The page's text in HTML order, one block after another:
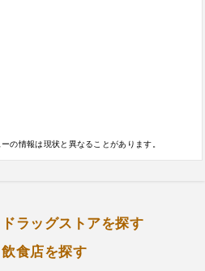
の情報は現状と異なることがあります。
ラッグストアを探す
食店を探す